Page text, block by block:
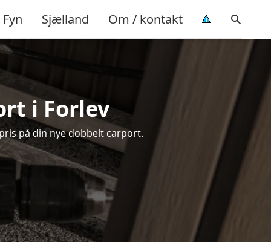
Fyn Sjælland Om / kontakt
i Forlev
på din nye dobbelt carport.